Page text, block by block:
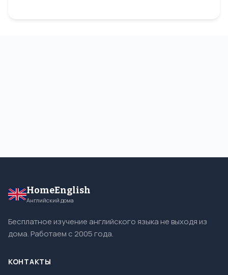
HomeEnglish
Английский дома
Бесплатное изучение английского языка не выходя из
дома. Работаем с 2005 года.
КОНТАКТЫ